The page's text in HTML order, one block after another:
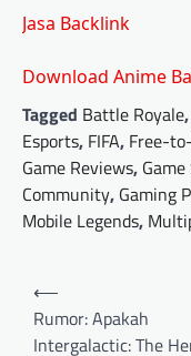
Jasa Backlink
Download Anime
Tagged Battle Royale,
Esports, FIFA, Free-
Game Reviews,
Community, Gaming
Mobile Legends,
Post
navigation
⟵
Rumor: Apakah
Intergalactic: The